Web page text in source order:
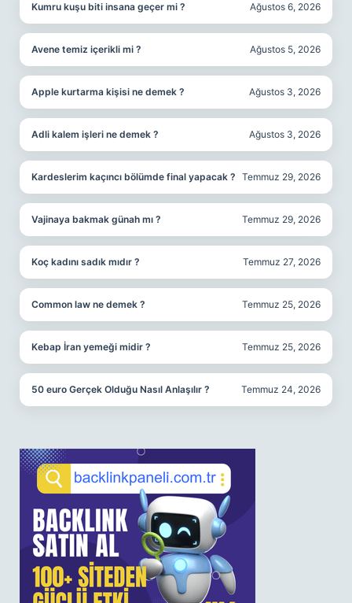
Kumru kuşu biti insana geçer mi ? Ağustos 6, 2026
Avene temiz içerikli mi ? Ağustos 5, 2026
Apple kurtarma kişisi ne demek ? Ağustos 3, 2026
Adli kalem işleri ne demek ? Ağustos 3, 2026
Kardeslerim kaçıncı bölümde final yapacak ? Temmuz 29, 2026
Vajinaya bakmak günah mı ? Temmuz 29, 2026
Koç kadını sadık mıdır ? Temmuz 27, 2026
Common law ne demek ? Temmuz 25, 2026
Kebap İran yemeği midir ? Temmuz 25, 2026
50 euro Gerçek Olduğu Nasıl Anlaşılır ? Temmuz 24, 2026